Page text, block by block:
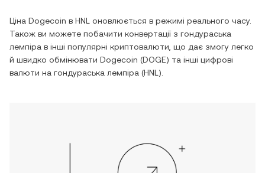
Ціна Dogecoin в HNL оновлюється в режимі реального часу.
Також ви можете побачити конвертації з гондураська
лемпіра в інші популярні криптовалюти, що дає змогу легко
й швидко обмінювати Dogecoin (DOGE) та інші цифрові
валюти на гондураська лемпіра (HNL ).